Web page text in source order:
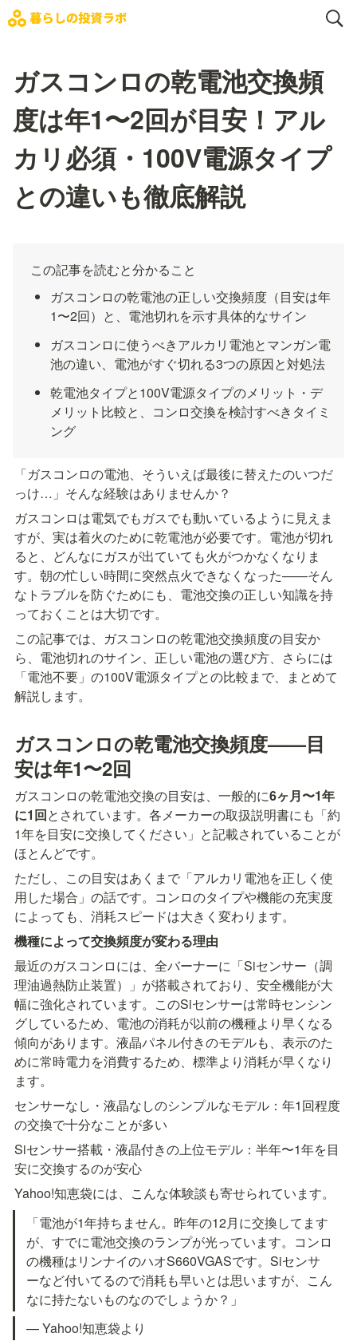
ガスコンロの乾電池交換頻
度は年1〜2回が目安！アル
カリ必須・100V電源タイプ
との違いも徹底解説
この記事を読むと分かること
ガスコンロの乾電池の正しい交換頻度（目安は年
1〜2回）と、電池切れを示す具体的なサイン
ガスコンロに使うべきアルカリ電池とマンガン電
池の違い、電池がすぐ切れる3つの原因と対処法
乾電池タイプと100V電源タイプのメリット・デ
メリット比較と、コンロ交換を検討すべきタイミ
ング
「ガスコンロの電池、そういえば最後に替えたのいつだ
っけ…」そんな経験はありませんか？
ガスコンロは電気でもガスでも動いているように見えま
すが、実は着火のために乾電池が必要です。電池が切れ
ると、どんなにガスが出ていても火がつかなくなりま
す。朝の忙しい時間に突然点火できなくなった——そん
なトラブルを防ぐためにも、電池交換の正しい知識を持
っておくことは大切です。
この記事では、ガスコンロの乾電池交換頻度の目安か
ら、電池切れのサイン、正しい電池の選び方、さらには
「電池不要」の100V電源タイプとの比較まで、まとめて
解説します。
ガスコンロの乾電池交換頻度——目
安は年1〜2回
ガスコンロの乾電池交換の目安は、一般的に6ヶ月〜1年
に1回とされています。各メーカーの取扱説明書にも「約
1年を目安に交換してください」と記載されていることが
ほとんどです。
ただし、この目安はあくまで「アルカリ電池を正しく使
用した場合」の話です。コンロのタイプや機能の充実度
によっても、消耗スピードは大きく変わります。
機種によって交換頻度が変わる理由
最近のガスコンロには、全バーナーに「Siセンサー（調
理油過熱防止装置）」が搭載されており、安全機能が大
幅に強化されています。このSiセンサーは常時センシン
グしているため、電池の消耗が以前の機種より早くなる
傾向があります。液晶パネル付きのモデルも、表示のた
めに常時電力を消費するため、標準より消耗が早くなり
ます。
センサーなし・液晶なしのシンプルなモデル：年1回程度
の交換で十分なことが多い
Siセンサー搭載・液晶付きの上位モデル：半年〜1年を目
安に交換するのが安心
Yahoo!知恵袋には、こんな体験談も寄せられています。
「電池が1年持ちません。昨年の12月に交換してます
が、すでに電池交換のランプが光っています。コンロ
の機種はリンナイのハオS660VGASです。Siセンサ
ーなど付いてるので消耗も早いとは思いますが、こん
なに持たないものなのでしょうか？」
— Yahoo!知恵袋より